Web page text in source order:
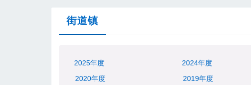
街道镇
2025年度 2024年度
2020年度
2019年度